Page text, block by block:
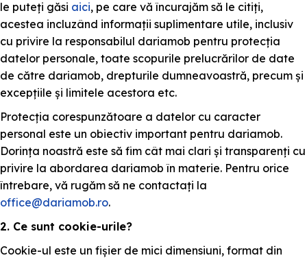
le puteți găsi aici, pe care vă încurajăm să le citiți,
acestea incluzând informații suplimentare utile, inclusiv
cu privire la responsabilul dariamob pentru protecția
datelor personale, toate scopurile prelucrărilor de date
de către dariamob, drepturile dumneavoastră, precum și
excepțiile și limitele acestora etc.
Protecția corespunzătoare a datelor cu caracter
personal este un obiectiv important pentru dariamob.
Dorința noastră este să fim cât mai clari și transparenți cu
privire la abordarea dariamob în materie. Pentru orice
întrebare, vă rugăm să ne contactați la
office@dariamob.ro.
2. Ce sunt cookie-urile?
Cookie-ul este un fișier de mici dimensiuni, format din